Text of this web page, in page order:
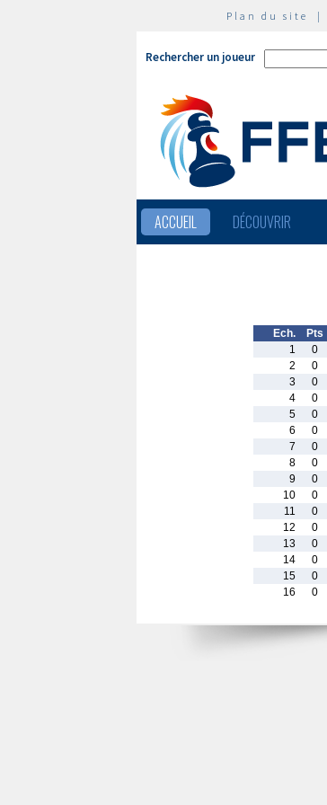
Plan du site |
Rechercher un joueur
ACCUEIL DÉCOUVRIR
Ech. Pts
1
0
2
0
3
0
4
0
5
0
6
0
7
0
8
0
9
0
10
0
11
0
12
0
13
0
14
0
15
0
16
0